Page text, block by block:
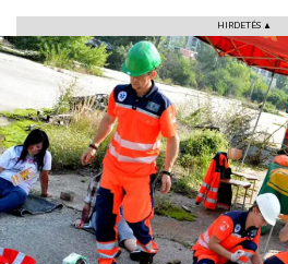
KULTÚRA
PODCAST
MIX
HIRDETÉS ▲